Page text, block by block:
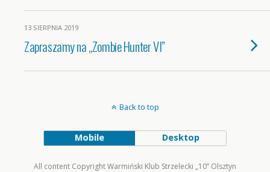
13 SIERPNIA 2019
Zapraszamy na „Zombie Hunter VI”
Back to top
Mobile Desktop
All content Copyright Warmiński Klub Strzelecki „10” Olsztyn